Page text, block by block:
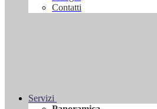
Contatti
Servizi